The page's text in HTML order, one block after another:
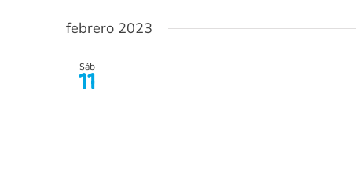
febrero 2023
Sáb
11